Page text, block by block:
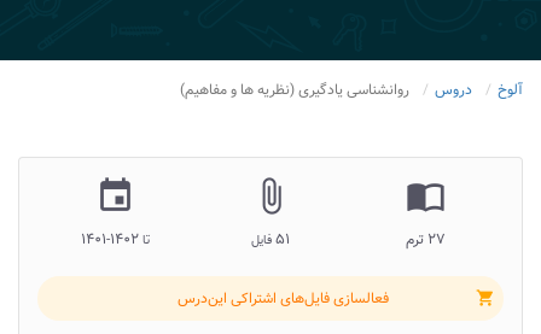
آلوخ دروس روانشناسی یادگیری (نظریه ها و مفاهیم)
import_contacts
۲۷ ترم
attach_file
۵۱فایل
insert_invitation
تا۱۴۰۲-۱۴۰۱
shopping_cart فعالسازی فایل‌های اشتراکی این‌درس